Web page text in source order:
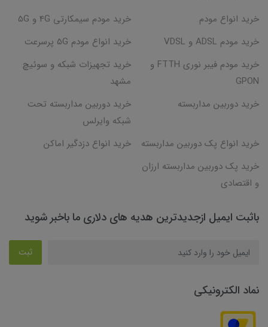
خرید انواع مودم
خرید مودم سیمکارتی 4G و 5G
خرید مودم ADSL و VDSL
خرید انواع مودم 5G پرسرعت
خرید مودم فیبر نوری FTTH و
GPON
خرید تجهیزات شبکه و سوئیچ
مشهد
خرید دوربین مداربسته
خرید دوربین مداربسته تحت
شبکه وایرلس
خرید انواع پک دوربین مداربسته
خرید انواع دزدگیر اماکن
خرید پک دوربین مداربسته ارزان
و اقتصادی
باثبت ایمیل ازجدیدترین هدیه های دلاری ما باخبر شوید
ثبت
نماد الکترونیکی